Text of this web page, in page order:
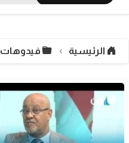
الرئيسية فيدوهات